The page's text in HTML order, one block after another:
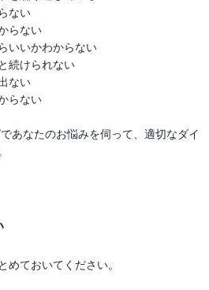
ない
らない
いいかわからない
続けられない
ない
らない
あなたのお悩みを伺って、適切なダイ
ておいてください。